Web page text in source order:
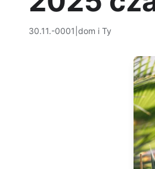
30.11.-0001 dom i Ty